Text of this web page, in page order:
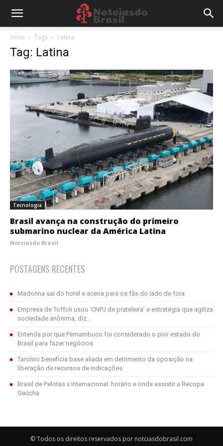
Início Tags Latina
Tag: Latina
Tecnologia
Brasil avança na construção do primeiro
submarino nuclear da América Latina
Notciasdo Brasil
POSTAGENS RECENTES
Madonna sai do hotel e acena para os fãs do lado de fora
Empresa de Toffoli usou ‘CNPJ de prateleira’ e estratégia que agiliza
sociedade anônima, diz...
Entenda por que Pernambuco foi considerado o pior estado do
Brasil para fazer negócios
Tarcísio beneficia base aliada em detrimento da oposição na
liberação de recursos de indicações
Brasil de Pelotas x Internacional: horário e onde assistir a Recopa
Gaúcha
© Todos os direitos reservados por notciasdobrasil.com